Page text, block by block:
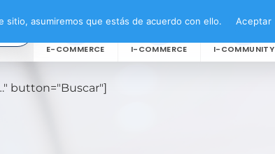
E-COMMERCE I-COMMERCE I-COMMUNITY
button="Buscar"]
sitio, asumiremos que estás de acuerdo con ello. Aceptar